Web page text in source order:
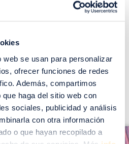
se usan para personalizar
ofrecer funciones de redes
Además, compartimos
haga del sitio web con
sociales, publicidad y análisis
con otra información
o que hayan recopilado a